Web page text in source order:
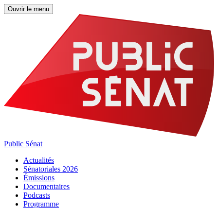
Ouvrir le menu
Public Sénat
Actualités
Sénatoriales 2026
Émissions
Documentaires
Podcasts
Programme